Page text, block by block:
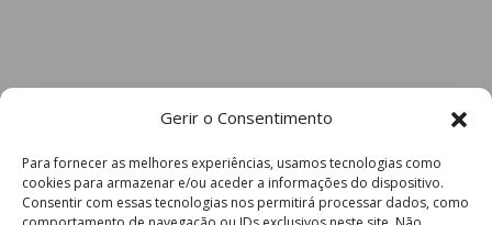
Gerir o Consentimento
Para fornecer as melhores experiências, usamos tecnologias como
cookies para armazenar e/ou aceder a informações do dispositivo.
Consentir com essas tecnologias nos permitirá processar dados, como